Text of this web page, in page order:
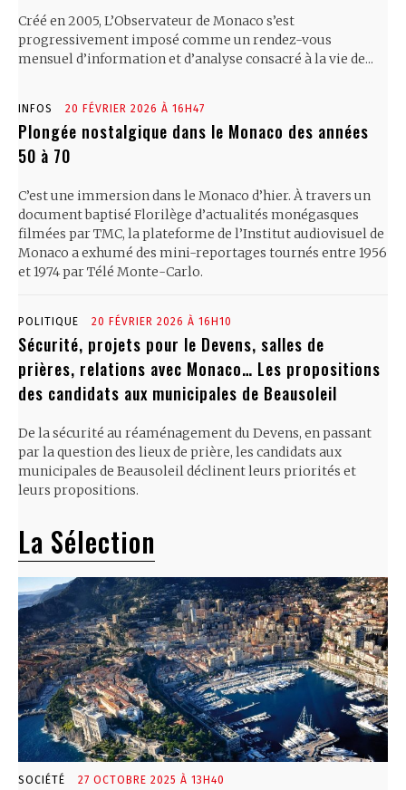
Créé en 2005, L’Observateur de Monaco s’est
progressivement imposé comme un rendez-vous
mensuel d’information et d’analyse consacré à la vie de...
INFOS 20 FÉVRIER 2026 À 16H47
Plongée nostalgique dans le Monaco des années
50 à 70
C’est une immersion dans le Monaco d’hier. À travers un
document baptisé Florilège d’actualités monégasques
filmées par TMC, la plateforme de l’Institut audiovisuel de
Monaco a exhumé des mini-reportages tournés entre 1956
et 1974 par Télé Monte-Carlo.
POLITIQUE 20 FÉVRIER 2026 À 16H10
Sécurité, projets pour le Devens, salles de
prières, relations avec Monaco… Les propositions
des candidats aux municipales de Beausoleil
De la sécurité au réaménagement du Devens, en passant
par la question des lieux de prière, les candidats aux
municipales de Beausoleil déclinent leurs priorités et
leurs propositions.
La Sélection
SOCIÉTÉ 27 OCTOBRE 2025 À 13H40